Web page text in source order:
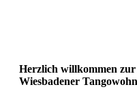
Herzlich willkommen zur
Wiesbadener